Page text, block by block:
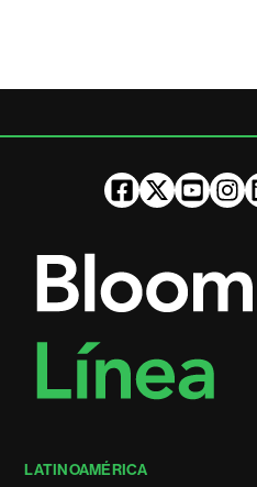
LATINOAMÉRICA